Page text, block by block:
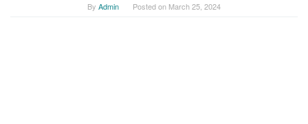
By Admin Posted on March 25, 2024